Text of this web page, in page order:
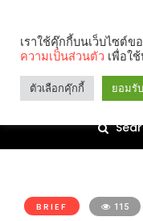
BRIEF 115
เราใช้คุ๊กกี้บนเว็บไซต์ข
ความเป็นส่วนตัว เพื่อใ
ตัวเลือกคุ๊กกี้ ยอมรับ